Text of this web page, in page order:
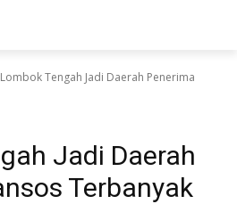
Lombok Tengah Jadi Daerah Penerima
Jadi Daerah
Terbanyak